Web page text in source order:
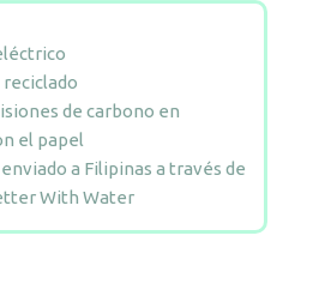
reciclado
de carbono en
el papel
a Filipinas a través de
With Water